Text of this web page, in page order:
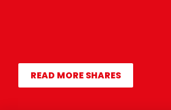
READ MORE SHARES